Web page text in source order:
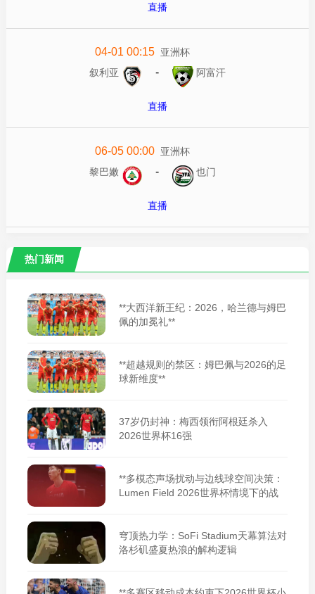
直播
04-01 00:15 亚洲杯
叙利亚
- 阿富汗
直播
06-05 00:00 亚洲杯
黎巴嫩
- 也门
直播
热门新闻
**大西洋新王纪：2026，哈兰德与姆巴
佩的加冕礼**
**超越规则的禁区：姆巴佩与2026的足
球新维度**
37岁仍封神：梅西领衔阿根廷杀入
2026世界杯16强
**多模态声场扰动与边线球空间决策：
Lumen Field 2026世界杯情境下的战
穹顶热力学：SoFi Stadium天幕算法对
洛杉矶盛夏热浪的解构逻辑